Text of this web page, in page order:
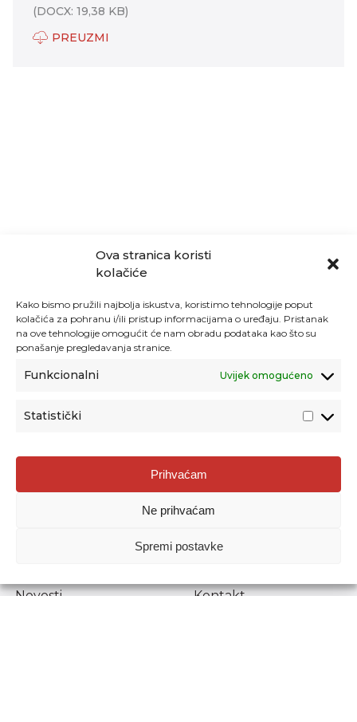
Ova stranica koristi
kolačiće
Kako bismo pružili najbolja iskustva, koristimo tehnologije poput
kolačića za pohranu i/ili pristup informacijama o uređaju. Pristanak
na ove tehnologije omogućit će nam obradu podataka kao što su
ponašanje pregledavanja stranice.
Funkcionalni Uvijek omogućeno
Statistički
Prihvaćam
Ne prihvaćam
Spremi postavke
(DOCX: 19,38 KB)
PREUZMI
Agencija za odgoj i obrazovanje
Donje Svetice 38, 10000 Zagreb
1778129
Prenošenje sadržaja dopušteno je uz navođenje izvora.
Novosti
Kontakt